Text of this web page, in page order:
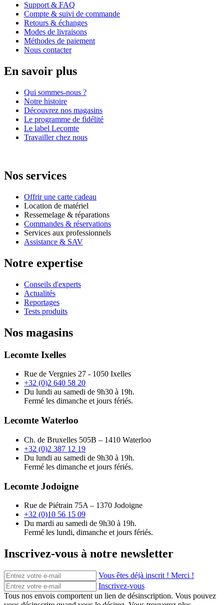
Support & FAQ
Compte & suivi de commande
Retours & échanges
Modes de livraisons
Méthodes de paiement
Nous contacter
En savoir plus
Qui sommes-nous ?
Notre histoire
Découvrez nos magasins
Le programme de fidélité
Le label Lecomte
Travailler chez nous
Nos services
Offrir une carte cadeau
Location de matériel
Ressemelage & réparations
Commandes & réservations
Services aux professionnels
Assistance & SAV
Notre expertise
Conseils d'experts
Actualités
Reportages
Tests produits
Nos magasins
Lecomte Ixelles
Rue de Vergnies 27 - 1050 Ixelles
+32 (0)2 640 58 20
Du lundi au samedi de 9h30 à 19h.
Fermé les dimanche et jours fériés.
Lecomte Waterloo
Ch. de Bruxelles 505B – 1410 Waterloo
+32 (0)2 387 12 19
Du lundi au samedi de 9h30 à 19h.
Fermé les dimanche et jours fériés.
Lecomte Jodoigne
Rue de Piétrain 75A – 1370 Jodoigne
+32 (0)10 56 15 09
Du mardi au samedi de 9h30 à 19h.
Fermé les lundi, dimanche et jours fériés.
Inscrivez-vous à notre newsletter
Vous êtes déjà inscrit ! Merci !
Inscrivez-vous
Tous nos envois comportent un lien de désinscription. Vous pouvez